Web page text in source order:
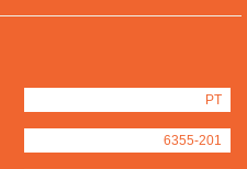
PT
6355-201